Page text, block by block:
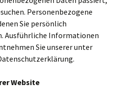
Personenbezogene
Sie persönlich
Ausführliche Informationen
Sie unserer unter
Website